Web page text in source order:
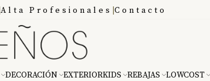
Alta Profesionales Contacto
DECORACIÓN EXTERIORKIDS REBAJAS LOWCOST